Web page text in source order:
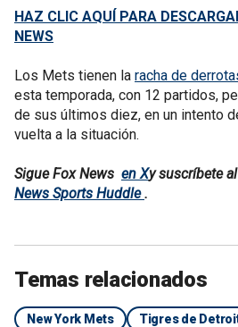
HAZ CLIC AQUÍ PARA
NEWS
Los Mets tienen la racha de
esta temporada, con 12 partidos,
de sus últimos diez, en un intento
vuelta a la situación.
Sigue Fox News en Xy suscríbete al
News Sports Huddle.
Temas relacionados
New York Mets Tigres de